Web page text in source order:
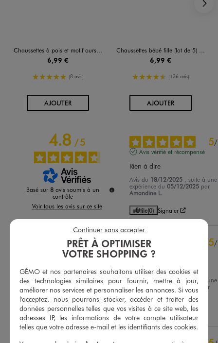
Chaussettes à pois et motif ourson bébé fille (lot de 5)
6,99 €
5/5 de moyenne
(8 avis)
AJOUTERAU PANIER
Chaussettes bébé fille (lot de 5) à pois
6,99 €
4.5/5 de moyenne
(136 avis)
AJOUTERAU PANIER
4.8/5
Basé sur 8 avis soumis à un
contrôle
Voir tous les avis sur ce site
0
1
0
1étoile 0
Trier les avis
5/
Avis vérifié et récompensé
Rien à dire
Avis du 18/12/2025 , suite à une
expérience du05/12/2025 par
Amandine L.
Utile(0) Signaler
5/
Avis vérifié et récompensé
Idem
Avis du 14/07/2025
, suite à une
expérience du
01/07/2025
par
Julienne R.
Utile (0) Signaler
PRÊT À OPTIMISER
VOTRE SHOPPING ?
GÉMO et nos partenaires souhaitons utiliser des cookies et
des technologies similaires pour fournir, mettre à jour,
améliorer nos services et personnaliser les annonces. Si vous
l'acceptez, nous pourrons stocker, accéder et traiter des
données personnelles telles que vos visites à ce site web, les
adresses IP, les informations de votre compte utilisateur
telles que votre adresse e-mail et les identifiants des cookies.
Continuer sans accepter